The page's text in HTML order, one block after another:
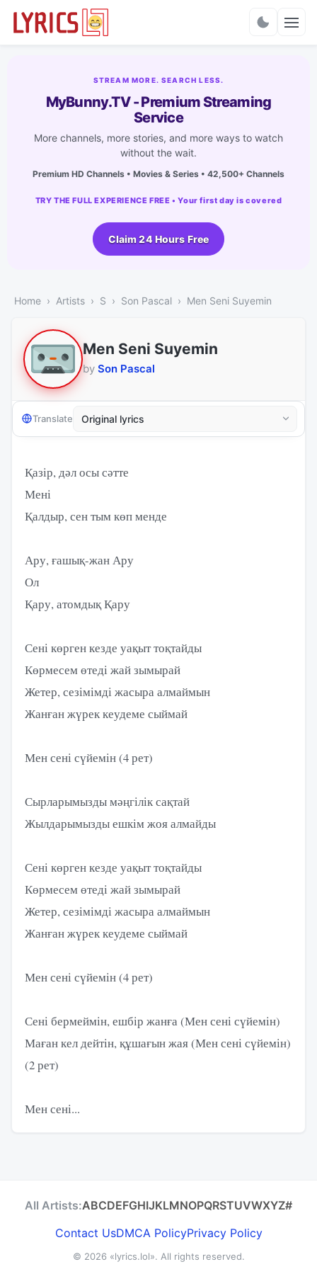
STREAM MORE. SEARCH LESS.
MyBunny.TV - Premium Streaming
Service
More channels, more stories, and more ways to watch
without the wait.
Premium HD Channels • Movies & Series • 42,500+ Channels
TRY THE FULL EXPERIENCE FREE • Your first day is covered
Claim 24 Hours Free
Home Artists S Son Pascal Men Seni Suyemin
Men Seni Suyemin
by Son Pascal
Translate
Қазір, дәл осы сәтте
Мені
Қалдыр, сен тым көп менде
Ару, ғашық-жан Ару
Ол
Қару, атомдық Қару
Сені көрген кезде уақыт тоқтайды
Көрмесем өтеді жай зымырай
Жетер, сезімімді жасыра алмаймын
Жанған жүрек кеудеме сыймай
Мен сені сүйемін (4 рет)
Сырларымызды мәңгілік сақтай
Жылдарымызды ешкім жоя алмайды
Сені көрген кезде уақыт тоқтайды
Көрмесем өтеді жай зымырай
Жетер, сезімімді жасыра алмаймын
Жанған жүрек кеудеме сыймай
Мен сені сүйемін (4 рет)
Сені бермеймін, ешбір жанға (Мен сені сүйемін)
Маған кел дейтін, құшағын жая (Мен сені сүйемін)
(2 рет)
Мен сені...
All Artists:ABCDEFGHIJKLMNOPQRSTUVWXYZ#
Contact UsDMCA PolicyPrivacy Policy
© 2026 «lyrics.lol». All rights reserved.